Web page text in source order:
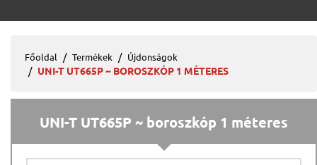
Főoldal Termékek Újdonságok
UNI-T UT665P ~ BOROSZKÓP 1 MÉTERES
UNI-T UT665P ~ boroszkóp 1 méteres